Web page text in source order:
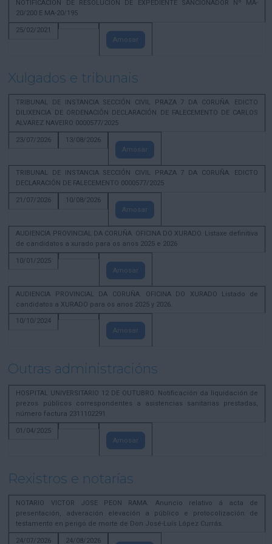
NOTIFICACION DE RESOLUCION DE EXPEDIENTE SANCIONADOR Nº MA-
20/200 E MA-20/195
25/02/2021
Amosar
Xulgados e tribunais
TRIBUNAL DE INSTANCIA SECCIÓN CIVIL PRAZA 7 DA CORUÑA. EDICTO
DILIXENCIA DE ORDENACIÓN DECLARACIÓN DE FALECEMENTO DE CARLOS
ALVAREZ NAVEIRO 0000577/2025
23/07/2026
13/08/2026
Amosar
TRIBUNAL DE INSTANCIA SECCIÓN CIVIL PRAZA 7 DA CORUÑA. EDICTO
DECLARACIÓN DE FALECEMENTO 0000577/2025
21/07/2026
10/08/2026
Amosar
AUDIENCIA PROVINCIAL DA CORUÑA. OFICINA DO XURADO. Listaxe definitiva
de candidatos a xurado para os anos 2025 e 2026
10/01/2025
Amosar
AUDIENCIA PROVINCIAL DA CORUÑA. OFICINA DO XURADO Listado de
candidatos a XURADO para os anos 2025 y 2026.
10/10/2024
Amosar
Outras administracións
HOSPITAL UNIVERSITARIO 12 DE OUTUBRO. Notificación da liquidación de
prezos públicos correspondentes a asistencias sanitarias prestadas,
número factura 2311102291
01/04/2025
Amosar
Rexistros e notarías
NOTARIO VICTOR JOSE PEON RAMA. Anuncio relativo á acta de
presentación, adveración elevación a público e protocolización de
testamento en perigo de morte de Don José-Luís López Currás.
24/07/2026
24/08/2026